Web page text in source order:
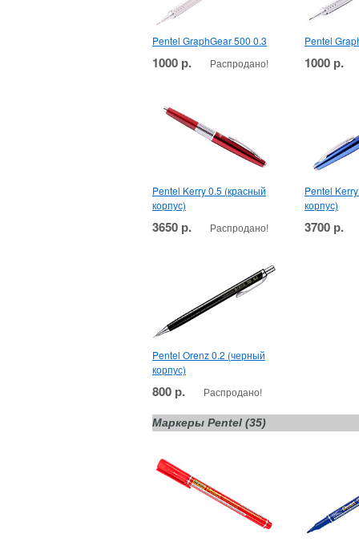
Pentel GraphGear 500 0.3
1000 р. Распродано!
Pentel
1000 р.
Pentel Kerry 0.5 (красный
корпус)
3650 р. Распродано!
Pentel
корпус)
3700 р.
Pentel Orenz 0.2 (черный
корпус)
800 р. Распродано!
Маркеры Pentel (35)